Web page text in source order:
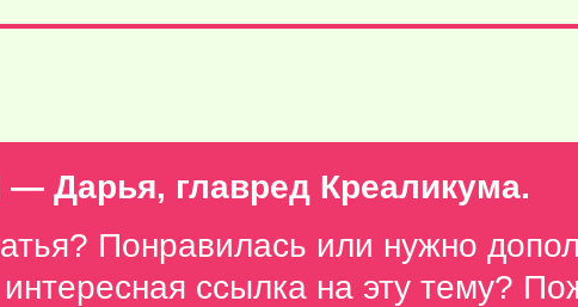
Дарья, главред Креаликума.
Понравилась или нужно
ссылка на эту тему?